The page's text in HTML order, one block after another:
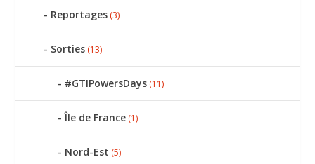
Reportages (3)
Sorties (13)
#GTIPowersDays (11)
Île de France (1)
Nord-Est (5)